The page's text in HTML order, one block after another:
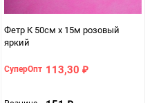
Фетр К 50см х 15м розовый
яркий
СуперОпт 113,30 ₽